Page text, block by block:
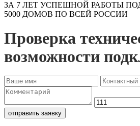
ЗА 7 ЛЕТ УСПЕШНОЙ РАБОТЫ
5000 ДОМОВ ПО ВСЕЙ РОССИИ
Проверка
возможности
отправить заявку